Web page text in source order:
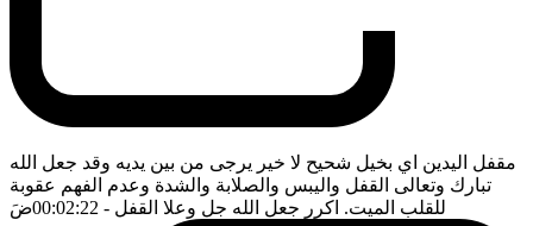
مقفل اليدين اي بخيل شحيح لا خير يرجى من بين يديه وقد جعل الله
تبارك وتعالى القفل واليبس والصلابة والشدة وعدم الفهم عقوبة
للقلب الميت. اكرر جعل الله جل وعلا القفل - 00:02:22 ضَ